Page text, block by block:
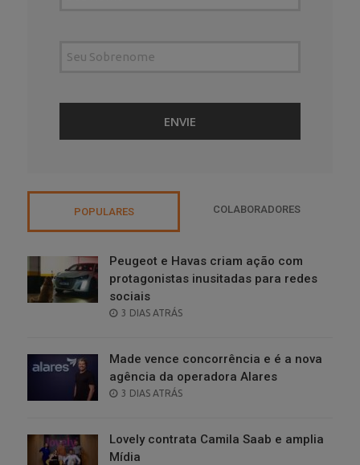
POPULARES COLABORADORES
Peugeot e Havas criam ação com
protagonistas inusitadas para redes
sociais
POSTED
3 DIAS ATRÁS
Made vence concorrência e é a nova
agência da operadora Alares
POSTED
3 DIAS ATRÁS
Lovely contrata Camila Saab e amplia
Mídia